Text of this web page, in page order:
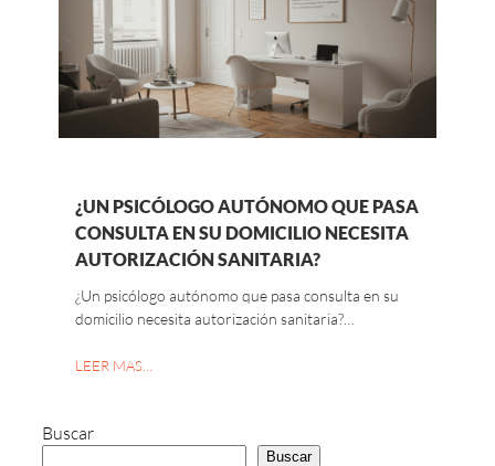
¿UN PSICÓLOGO AUTÓNOMO QUE PASA
CONSULTA EN SU DOMICILIO NECESITA
AUTORIZACIÓN SANITARIA?
¿Un psicólogo autónomo que pasa consulta en su
domicilio necesita autorización sanitaria?…
LEER MAS…
Buscar
Buscar